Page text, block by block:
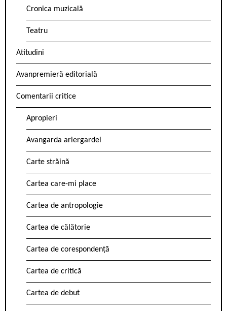
Cronica muzicală
Teatru
Atitudini
Avanpremieră editorială
Comentarii critice
Apropieri
Avangarda ariergardei
Carte străină
Cartea care-mi place
Cartea de antropologie
Cartea de călătorie
Cartea de corespondență
Cartea de critică
Cartea de debut